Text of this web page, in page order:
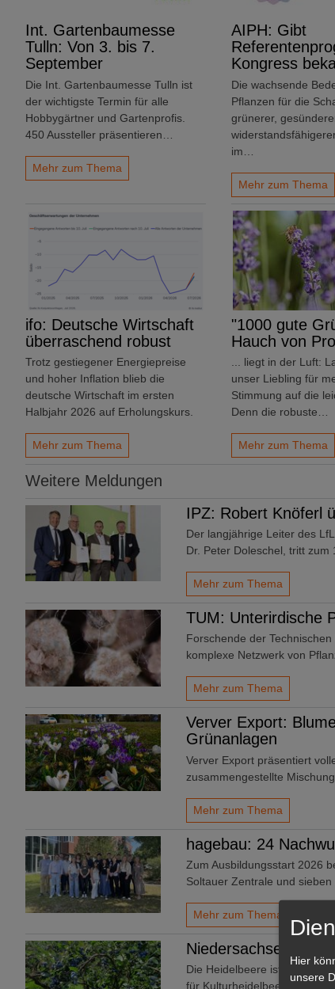
Int. Gartenbaumesse
Tulln: Von 3. bis 7.
September
Die Int. Gartenbaumesse Tulln ist
der wichtigste Termin für alle
Hobbygärtner und Gartenprofis.
450 Aussteller präsentieren…
Mehr zum Thema
AIPH: Gibt
Kongress
Die wachsende
Pflanzen für die
grünerer,
im…
Mehr zum Thema
ifo: Deutsche Wirtschaft
überraschend robust
Trotz gestiegener Energiepreise
und hoher Inflation blieb die
deutsche Wirtschaft im ersten
Halbjahr 2026 auf Erholungskurs.
Mehr zum Thema
"1000 gute
Hauch von
... liegt in der Luft:
unser Liebling für
Stimmung auf die
Denn die robuste…
Mehr zum Thema
Weitere Meldungen
IPZ: Robert Knöferl
Der langjährige Leiter des
Dr. Peter Doleschel, tritt zum
Mehr zum Thema
TUM: Unterirdische
Forschende der
komplexe Netzwerk von
Mehr zum Thema
Verver Export:
Grünanlagen
Verver Export präsentiert
zusammengestellte
Mehr zum Thema
hagebau: 24
Zum Ausbildungsstart 2026
Soltauer Zentrale und sieben
Mehr zum Thema
Niedersachsen:
Die Heidelbeere ist und
für Kulturheidelbeeren ist in
Hier
unsere